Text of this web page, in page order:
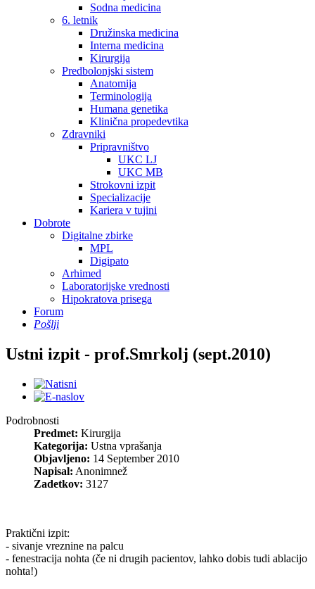
Sodna medicina
6. letnik
Družinska medicina
Interna medicina
Kirurgija
Predbolonjski sistem
Anatomija
Terminologija
Humana genetika
Klinična propedevtika
Zdravniki
Pripravništvo
UKC LJ
UKC MB
Strokovni izpit
Specializacije
Kariera v tujini
Dobrote
Digitalne zbirke
MPL
Digipato
Arhimed
Laboratorijske vrednosti
Hipokratova prisega
Forum
Pošlji
Ustni izpit - prof.Smrkolj (sept.2010)
Podrobnosti
Predmet: Kirurgija
Kategorija: Ustna vprašanja
Objavljeno: 14 September 2010
Napisal: Anonimnež
Zadetkov: 3127
Praktični izpit:
- sivanje vreznine na palcu
- fenestracija nohta (če ni drugih pacientov, lahko dobis tudi ablacijo
nohta!)